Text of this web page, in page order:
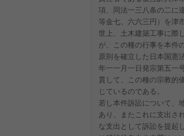
項、同法一三八条の二に
等金七、六六三円）を津
世上、土木建築工事に際
が、この種の行事を本件
原則を確立した日本国憲
年一一月一日発宗第五一
貫して、この種の宗教的
じているのである。
若し本件訴訟について、
あり、またこれに支出さ
な支出として訴訟を提起